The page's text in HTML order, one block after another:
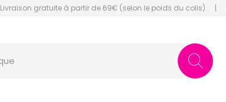
Livraison gratuite à partir de 69€ (selon le poids du colis) |